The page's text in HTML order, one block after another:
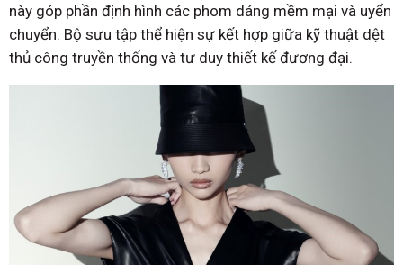
này góp phần định hình các phom dáng mềm mại và uyển
chuyển. Bộ sưu tập thể hiện sự kết hợp giữa kỹ thuật dệt
thủ công truyền thống và tư duy thiết kế đương đại.